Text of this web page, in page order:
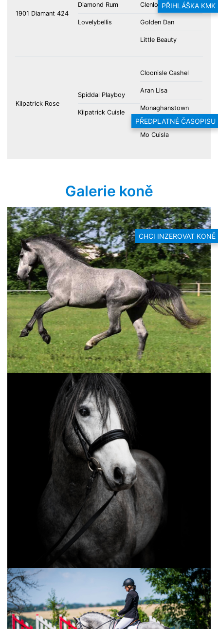
PŘIHLÁŠKA KMK
PŘEDPLATNÉ ČASOPISU
CHCI INZEROVAT KONĚ
1901 Diamant 424
Diamond Rum
Lovelybellis
Clenlo Biddy
Golden Dan
Little Beauty
Kilpatrick Rose
Spiddal Playboy
Kilpatrick Cuisle
Cloonisle Cashel
Aran Lisa
Monaghanstown
Fred
Mo Cuisla
Galerie koně